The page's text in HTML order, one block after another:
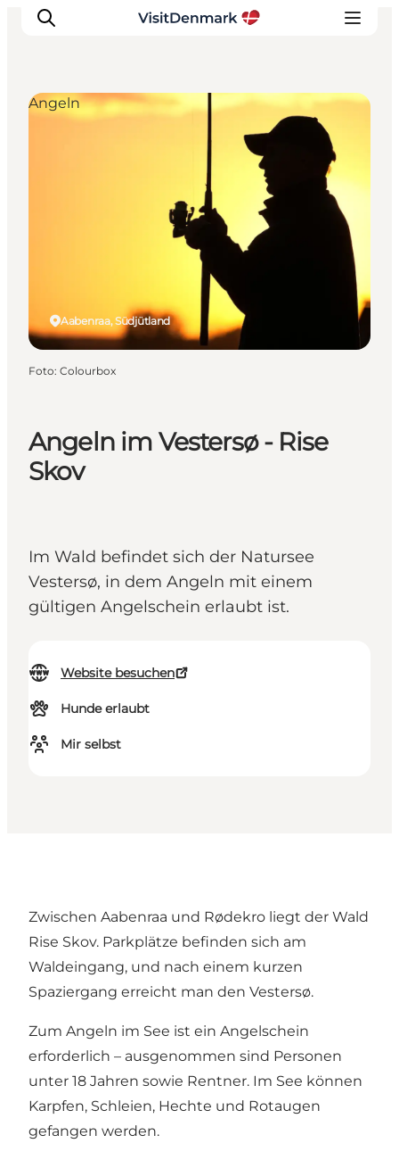
Angeln im Vestersø - Rise
Skov
Im Wald befindet sich der Natursee
Vestersø, in dem Angeln mit einem
gültigen Angelschein erlaubt ist.
Website besuchen
Hunde erlaubt
Mir selbst
Aabenraa, Südjütland
Angeln
Foto: Colourbox
Zwischen Aabenraa und Rødekro liegt der Wald
Rise Skov. Parkplätze befinden sich am
Waldeingang, und nach einem kurzen
Spaziergang erreicht man den Vestersø.
Zum Angeln im See ist ein Angelschein
erforderlich – ausgenommen sind Personen
unter 18 Jahren sowie Rentner. Im See können
Karpfen, Schleien, Hechte und Rotaugen
gefangen werden.